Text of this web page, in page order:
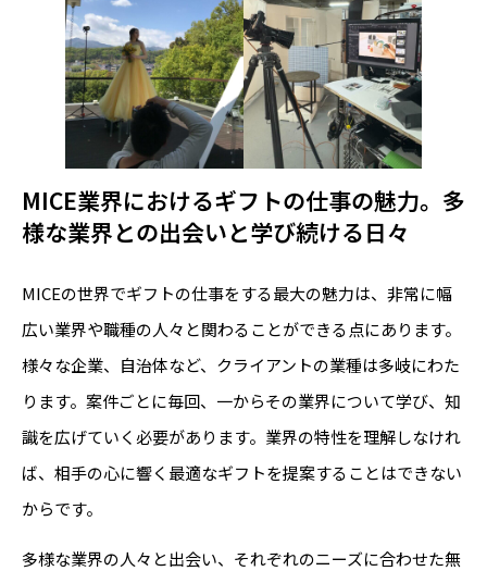
MICE業界におけるギフトの仕事の魅力。多
様な業界との出会いと学び続ける日々
MICEの世界でギフトの仕事をする最大の魅力は、非常に幅
広い業界や職種の人々と関わることができる点にあります。
様々な企業、自治体など、クライアントの業種は多岐にわた
ります。案件ごとに毎回、一からその業界について学び、知
識を広げていく必要があります。業界の特性を理解しなけれ
ば、相手の心に響く最適なギフトを提案することはできない
からです。
多様な業界の人々と出会い、それぞれのニーズに合わせた無